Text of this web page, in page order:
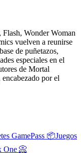
Wonder Woman
vuelven a reunirse
de puñetazos,
especiales en el
de Mortal
por el
GamePass 📦Juegos
One 📀